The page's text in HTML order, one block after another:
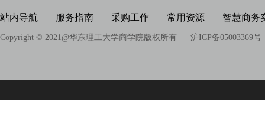
站内导航 服务指南 采购工作 常用资源 智慧商务
Copyright © 2021@华东理工大学商学院版权所有 | 沪ICP备05003369号